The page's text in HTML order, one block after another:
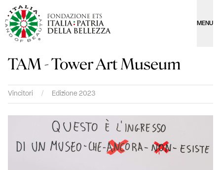
MENU
TAM - Tower Art Museum
Vincitori / Edizione 2023